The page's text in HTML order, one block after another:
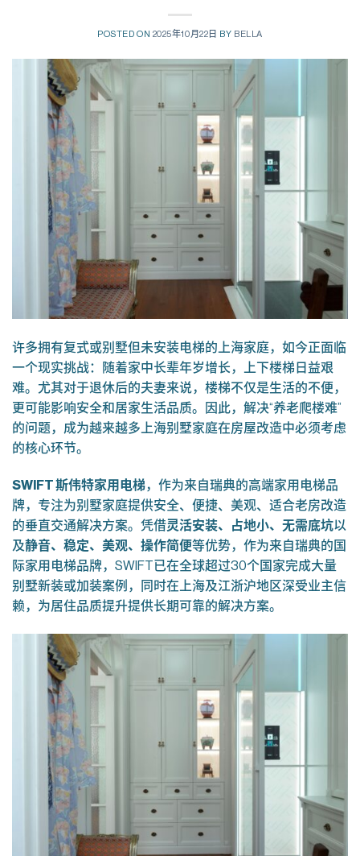
POSTED ON 2025年10月22日 BY BELLA
许多拥有复式或别墅但未安装电梯的上海家庭，如今正面临
一个现实挑战：随着家中长辈年岁增长，上下楼梯日益艰
难。尤其对于退休后的夫妻来说，楼梯不仅是生活的不便，
更可能影响安全和居家生活品质。因此，解决“养老爬楼难”
的问题，成为越来越多上海别墅家庭在房屋改造中必须考虑
的核心环节。
SWIFT斯伟特家用电梯，作为来自瑞典的高端家用电梯品
牌，专注为别墅家庭提供安全、便捷、美观、适合老房改造
的垂直交通解决方案。凭借灵活安装、占地小、无需底坑以
及静音、稳定、美观、操作简便等优势，作为来自瑞典的国
际家用电梯品牌，SWIFT已在全球超过30个国家完成大量
别墅新装或加装案例，同时在上海及江浙沪地区深受业主信
赖，为居住品质提升提供长期可靠的解决方案。